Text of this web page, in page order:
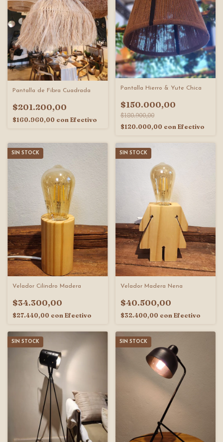
Pantalla de Fibra Cuadrada
$201.200,00
$160.960,00 con Efectivo
Pantalla Hierro & Yute Chica
$150.000,00
$180.900,00
$120.000,00 con Efectivo
SIN STOCK
Velador Cilindro Madera
$34.300,00
$27.440,00 con Efectivo
SIN STOCK
Velador Madera Nena
$40.500,00
$32.400,00 con Efectivo
SIN STOCK SIN STOCK